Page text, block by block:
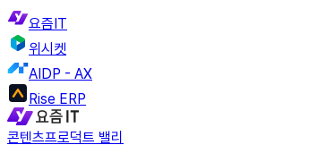
요즘IT
위시켓
AIDP - AX
Rise ERP
콘텐츠프로덕트 밸리